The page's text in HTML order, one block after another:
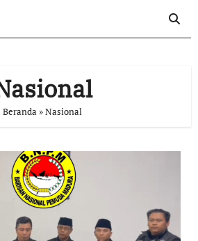
Beranda »Nasional